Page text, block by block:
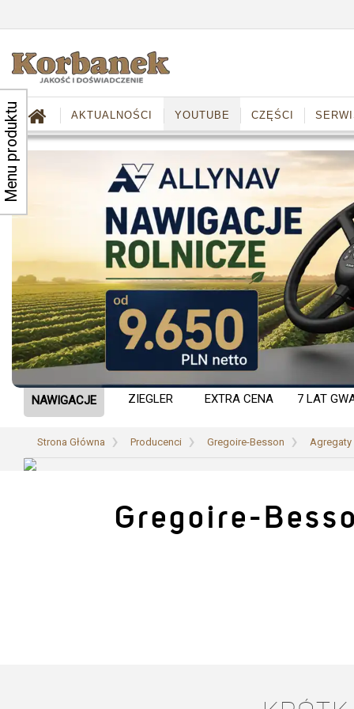
AKTUALNOŚCI YOUTUBE CZĘŚCI
NAWIGACJE ZIEGLER EXTRA CENA 7 LAT
Strona Główna Producenci Gregoire-Besson
Menu produktu
Gregoire-